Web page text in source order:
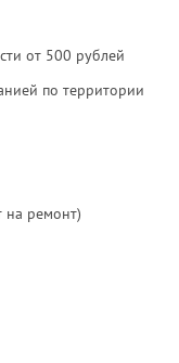
от 500 рублей
по территории
на ремонт)